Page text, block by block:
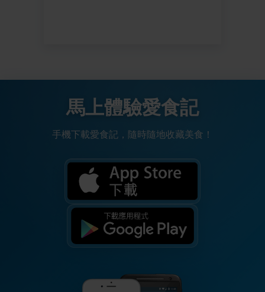
馬上體驗愛食記
手機下載愛食記，隨時隨地收藏美食！